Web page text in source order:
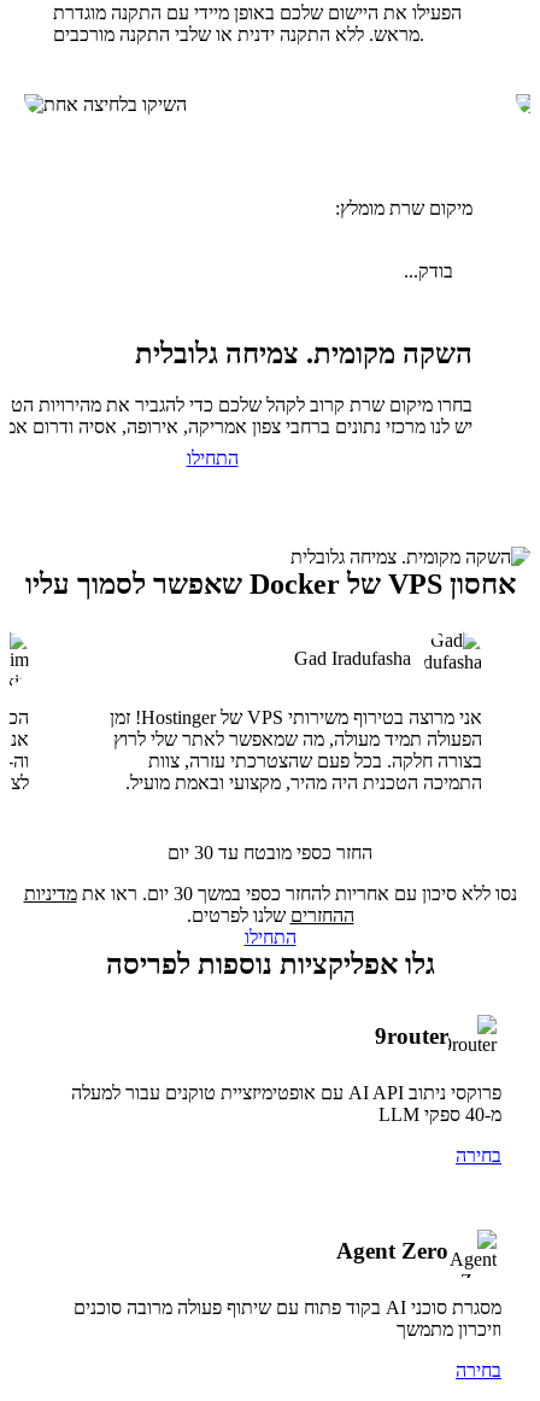
הפעילו את היישום שלכם באופן מיידי עם התקנה מוגדרת
מראש. ללא התקנה ידנית או שלבי התקנה מורכבים.
מיקום שרת מומלץ:
בודק...
השקה מקומית. צמיחה גלובלית
בחרו מיקום שרת קרוב לקהל שלכם כדי להגביר את מהירויות
יש לנו מרכזי נתונים ברחבי צפון אמריקה, אירופה, אסיה ודרום
התחילו
אחסון VPS של Docker שאפשר לסמוך עליו
Gad Iradufasha
אני מרוצה בטירוף משירותי VPS של Hostinger! זמן
הפעולה תמיד מעולה, מה שמאפשר לאתר שלי לרוץ
בצורה חלקה. בכל פעם שהצטרכתי עזרה, צוות
התמיכה הטכנית היה מהיר, מקצועי ובאמת מועיל.
החזר כספי מובטח עד 30 יום
נסו ללא סיכון עם אחריות להחזר כספי במשך 30 יום. ראו את
מדיניות
ההחזרים שלנו לפרטים.
התחילו
גלו אפליקציות נוספות לפריסה
9router
פרוקסי ניתוב AI API עם אופטימיזציית טוקנים עבור למעלה
מ-40 ספקי LLM
בחירה
Agent Zero
מסגרת סוכני AI בקוד פתוח עם שיתוף פעולה מרובה סוכנים
וזיכרון מתמשך
בחירה